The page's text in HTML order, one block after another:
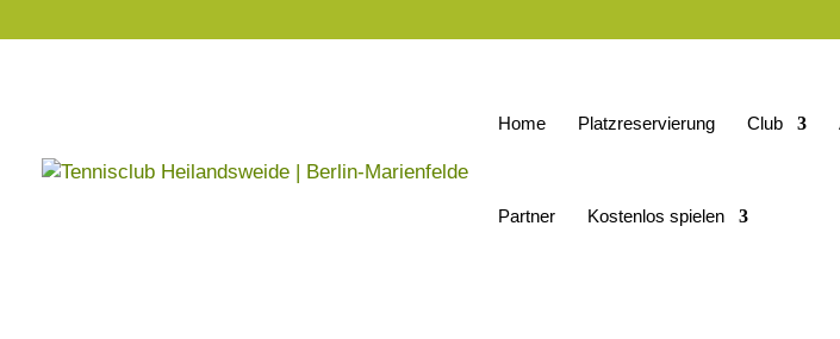
Home Platzreservierung Club
Partner Kostenlos spielen